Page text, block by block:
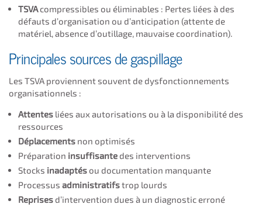
TSVAcompressibles ou éliminables : Pertes liées à des
défauts d’organisation ou d’anticipation (attente de
matériel, absence d’outillage, mauvaise coordination).
Principales sources de gaspillage
Les TSVA proviennent souvent de dysfonctionnements
organisationnels :
Attentes liées aux autorisations ou à la disponibilité des
ressources
Déplacements non optimisés
Préparation insuffisantedes interventions
Stocks inadaptésou documentation manquante
Processus administratifstrop lourds
Reprisesd’intervention dues à un diagnostic erroné